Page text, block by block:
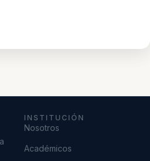
INSTITUCIÓN
Nosotros
Académicos